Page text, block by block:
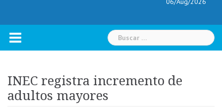
Buscar:
INEC registra incremento de
adultos mayores